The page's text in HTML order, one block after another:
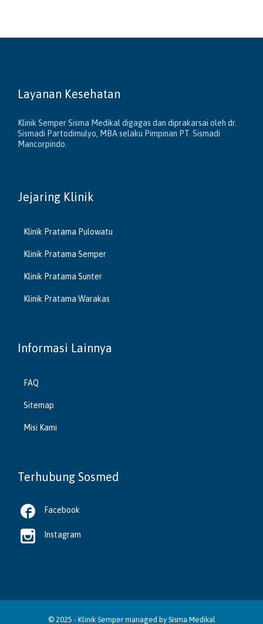
Layanan Kesehatan
Klinik Semper Sisma Medikal digagas dan diprakarsai oleh dr.
Sismadi Partodimulyo, MBA selaku Pimpinan PT. Sismadi
Mancorpindo.
Jejaring Klinik
Klinik Pratama Pulowatu
Klinik Pratama Semper
Klinik Pratama Sunter
Klinik Pratama Warakas
Informasi Lainnya
FAQ
Sitemap
Misi Kami
Terhubung Sosmed
 Facebook
 Instagram
© 2025 - Klinik Sempermanaged by Sisma Medikal